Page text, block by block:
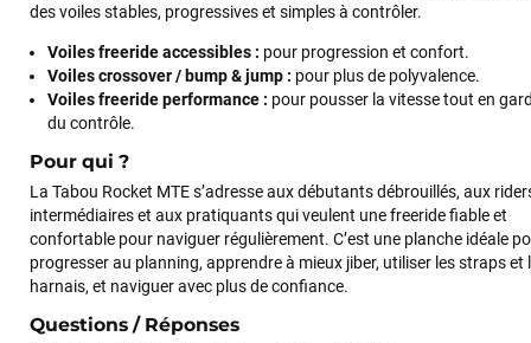
des voiles stables, progressives et simples à contrôler.
Voiles freeride accessibles : pour progression et confort.
Voiles crossover / bump & jump : pour plus de polyvalence.
Voiles freeride performance : pour pousser la vitesse tout en
du contrôle.
Pour qui ?
La Tabou Rocket MTE s’adresse aux débutants débrouillés, aux
intermédiaires et aux pratiquants qui veulent une freeride fiable et
confortable pour naviguer régulièrement. C’est une planche idéale
progresser au planning, apprendre à mieux jiber, utiliser les straps et
harnais, et naviguer avec plus de confiance.
Questions / Réponses
LAISSER UN AVIS